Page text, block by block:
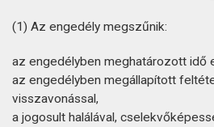
(1) Az engedély megszűnik:
az engedélyben meghatározott idő
az engedélyben megállapított
visszavonással,
a jogosult halálával,